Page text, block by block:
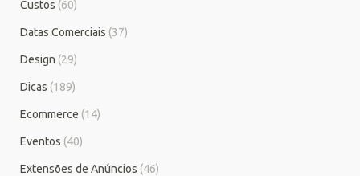
Custos (60)
Datas Comerciais (37)
Design (29)
Dicas (189)
Ecommerce (14)
Eventos (40)
Extensões de Anúncios (46)